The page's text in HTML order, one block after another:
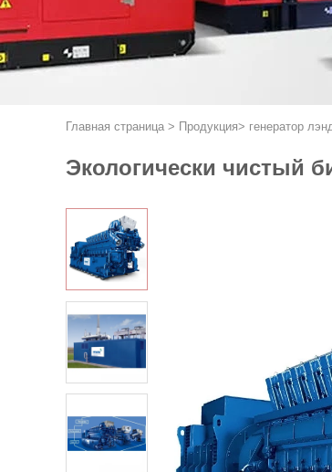
Главная страница > Продукция> генератор
Экологически чистый